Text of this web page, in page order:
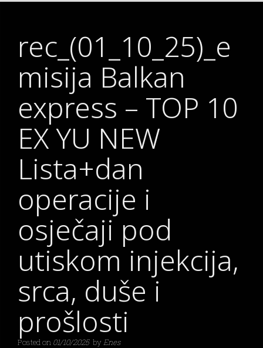
rec_(01_10_25)_e
misija Balkan
express – TOP 10
EX YU NEW
Lista+dan
operacije i
osječaji pod
utiskom injekcija,
srca, duše i
prošlosti
Posted on 01/10/2025 byEnes